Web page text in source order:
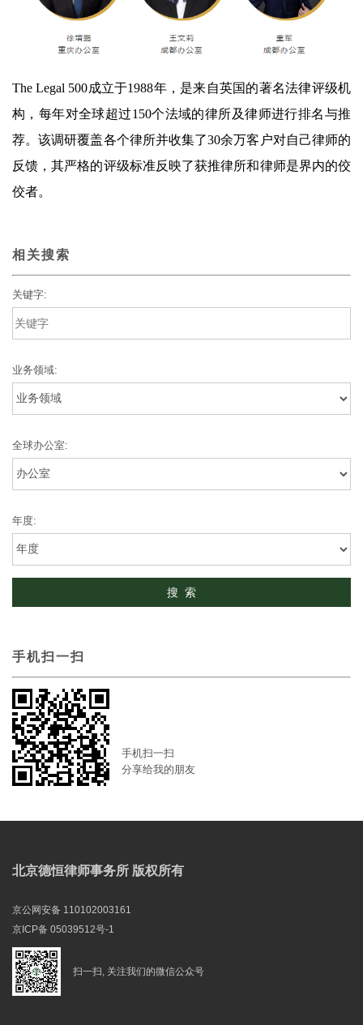
The Legal 500成立于1988年，是来自英国的著名法律评级机
构，每年对全球超过150个法域的律所及律师进行排名与推
荐。该调研覆盖各个律所并收集了30余万客户对自己律师的
反馈，其严格的评级标准反映了获推律所和律师是界内的佼
佼者。
相关搜索
关键字:
业务领域:
全球办公室:
年度:
手机扫一扫
手机扫一扫
分享给我的朋友
北京德恒律师事务所 版权所有
京公网安备 110102003161
京ICP备 05039512号-1
扫一扫, 关注我们的微信公众号